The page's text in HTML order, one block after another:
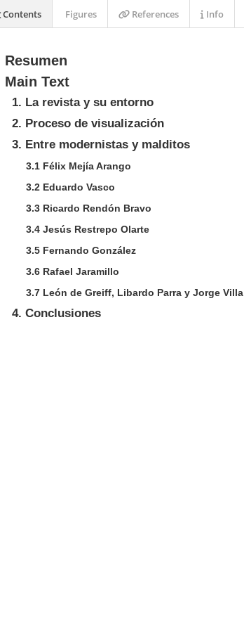
Resumen
Main Text
1. La revista y su entorno
2. Proceso de visualización
3. Entre modernistas y malditos
3.1 Félix Mejía Arango
3.2 Eduardo Vasco
3.3 Ricardo Rendón Bravo
3.4 Jesús Restrepo Olarte
3.5 Fernando González
3.6 Rafael Jaramillo
3.7 León de Greiff, Libardo Parra y Jorge Villa
4. Conclusiones
Contents Figures References Info